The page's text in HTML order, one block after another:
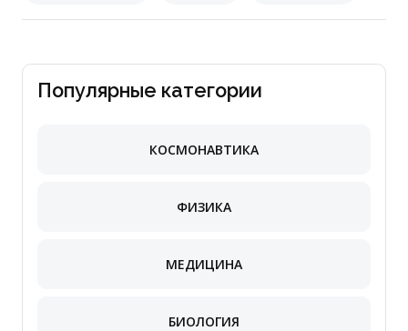
Популярные категории
КОСМОНАВТИКА
ФИЗИКА
МЕДИЦИНА
БИОЛОГИЯ